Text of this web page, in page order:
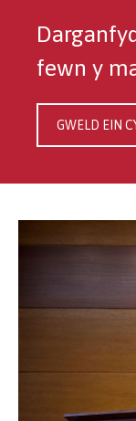
fewn y
GWELD EIN